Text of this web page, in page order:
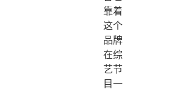
靠着
这个
品牌
在综
艺节
目一